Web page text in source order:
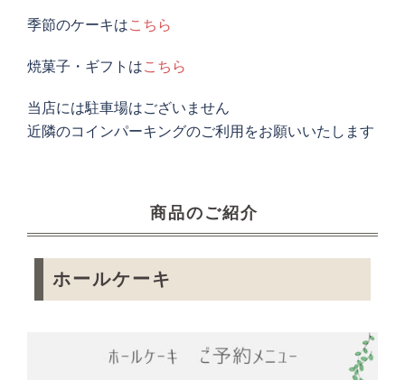
季節のケーキはこちら
焼菓子・ギフトはこちら
当店には駐車場はございません
近隣のコインパーキングのご利用をお願いいたします
商品のご紹介
ホールケーキ